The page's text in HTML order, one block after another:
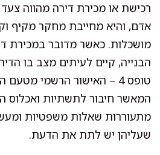
רכישת או מכירת דירה מהווה
אדם, והיא מחייבת מחקר מקיף
מושכלות. כאשר מדובר במכירת
הבנייה, קיים לעיתים מצב בו
טופס 4 – האישור הרשמי
המאשר חיבור לתשתיות ואכלוס
מתעוררות שאלות משפטיות
שעליהן יש לתת את הדעת.